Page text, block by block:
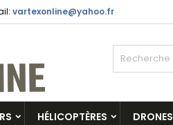
vartexonline@yahoo.fr
HÉLICOPTÈRES DRONES